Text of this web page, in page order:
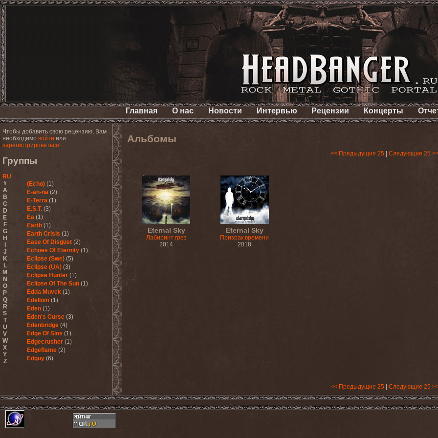
Главная О нас Новости Интервью Рецензии Концерты
Чтобы добавить свою рецензию, Вам
необходимо войти или
зарегистрироваться!
Группы
RU
#
A
B
C
D
E
F
G
H
J
K
L
M
N
O
P
Q
R
S
T
U
V
W
X
Y
Z
(Echo) (1)
E-an-na (2)
E-Terra (1)
E.S.T. (3)
Ea (1)
Earth (1)
Earth Crisis (1)
Ease Of Disgust (2)
Echoes Of Eternity (1)
Eclipse (Swe) (5)
Eclipse (UA) (3)
Eclipse Hunter (1)
Eclipse Of The Sun (1)
Edda Muvek (1)
Edellom (1)
Eden (1)
Eden's Curse (3)
Edenbridge (4)
Edge Of Sins (1)
Edgecrusher (1)
Edgeflame (2)
Edguy (6)
Einherjer (3)
Einsturzende Neubauten (1)
Альбомы
<< Предыдущие 25 Следующие 25
Eternal Sky
Лабиринт грез
2014
Eternal Sky
Призрак времени
2018
<< Предыдущие 25 Следующие 25